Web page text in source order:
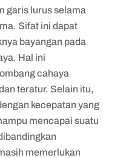
garis lurus selama
Sifat ini dapat
bayangan pada
Hal ini
cahaya
teratur. Selain itu,
kecepatan yang
mencapai suatu
memerlukan